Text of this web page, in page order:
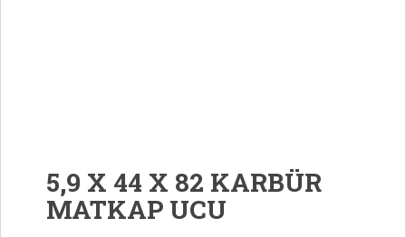
5,9 X 44 X 82 KARBÜR
MATKAP UCU